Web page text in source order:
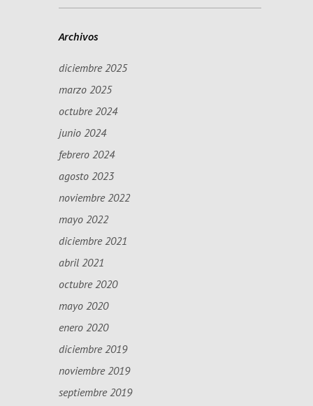
Archivos
diciembre 2025
marzo 2025
octubre 2024
junio 2024
febrero 2024
agosto 2023
noviembre 2022
mayo 2022
diciembre 2021
abril 2021
octubre 2020
mayo 2020
enero 2020
diciembre 2019
noviembre 2019
septiembre 2019